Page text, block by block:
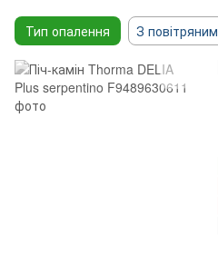
Тип опалення З